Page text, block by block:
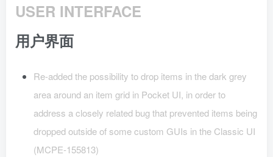
USER INTERFACE
用户界面
Re-added the possibility to drop items in the dark grey
area around an item grid in Pocket UI, in order to
address a closely related bug that prevented items being
dropped outside of some custom GUIs in the Classic UI
(MCPE-155813)